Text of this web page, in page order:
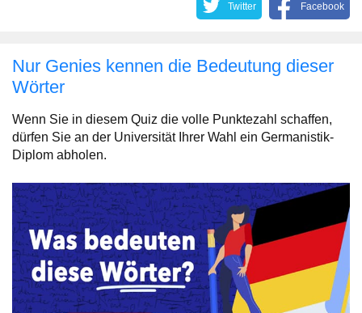
Twitter Facebook
Nur Genies kennen die Bedeutung dieser
Wörter
Wenn Sie in diesem Quiz die volle Punktezahl schaffen,
dürfen Sie an der Universität Ihrer Wahl ein Germanistik-
Diplom abholen.